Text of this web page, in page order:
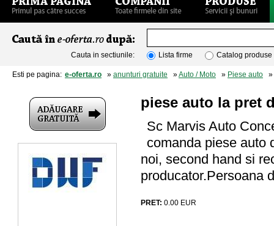
Cauta in sectiunile: Lista firme Catalog produse
Esti pe pagina: e-oferta.ro » anunturi gratuite »Auto / Moto » Piese auto »
piese auto la pret
Sc Marvis Auto
comanda piese auto
noi, second hand si
producator.Persoana
PRET: 0.00 EUR